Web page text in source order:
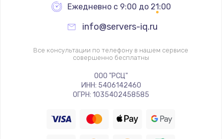
Заказать
Настройка программного обеспечения
Заказать
Прошивка устройства (с сохранением данных)
3300 руб.
Заказать
Ежедневно с 9:00 до 21:00
info@servers-iq.ru
Все консультации по телефону в нашем сервисе
совершенно бесплатны
ООО "РСЦ"
ИНН: 5406142460
ОГРН: 1035402458585